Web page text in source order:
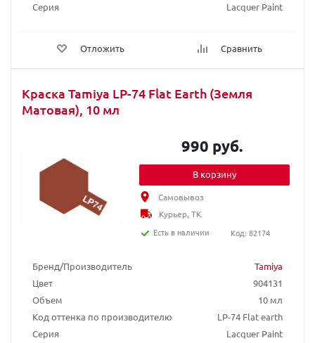
Серия Lacquer Paint
Отложить Сравнить
Краска Tamiya LP-74 Flat Earth (Земля
Матовая), 10 мл
Бренд/Производитель
Tamiya
Цвет
904131
Объем
10 мл
Код оттенка по производителю
LP-74 Flat earth
Серия
Lacquer Paint
990 руб.
В корзину
Самовывоз
Курьер, ТК
Есть в наличии
Код: 82174